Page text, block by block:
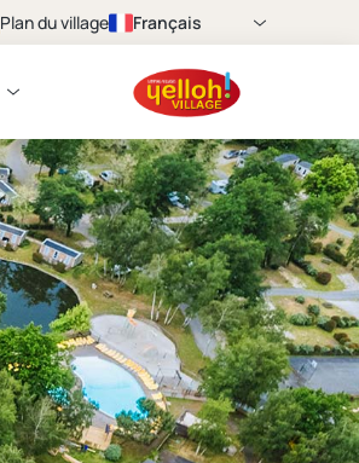
Plan du village Français